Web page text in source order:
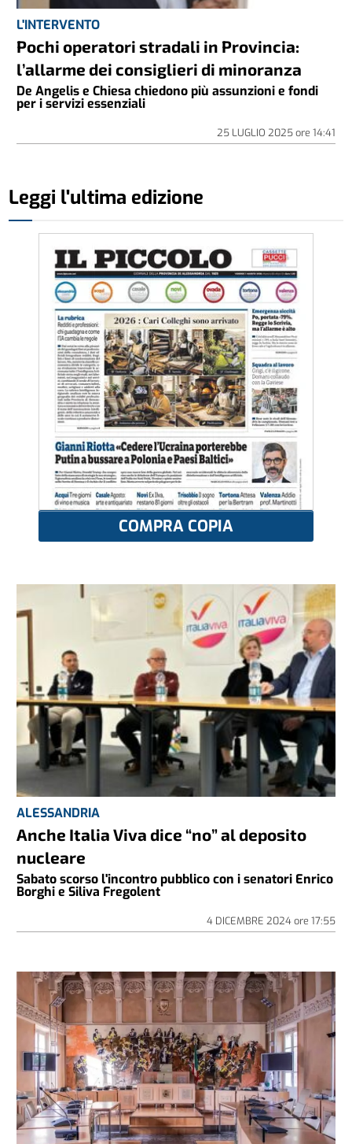
L'INTERVENTO
Pochi operatori stradali in Provincia:
l’allarme dei consiglieri di minoranza
De Angelis e Chiesa chiedono più assunzioni e fondi
per i servizi essenziali
25 LUGLIO 2025ore 14:41
Leggi l'ultima edizione
COMPRA COPIA
ALESSANDRIA
Anche Italia Viva dice “no” al deposito
nucleare
Sabato scorso l'incontro pubblico con i senatori Enrico
Borghi e Siliva Fregolent
4 DICEMBRE 2024ore 17:55